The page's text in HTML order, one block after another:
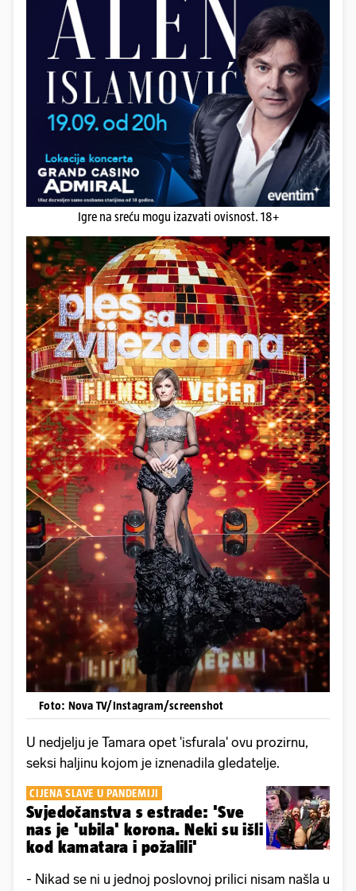
Igre na sreću mogu izazvati ovisnost. 18+
Foto: Nova TV/Instagram/screenshot
U nedjelju je Tamara opet 'isfurala' ovu prozirnu,
seksi haljinu kojom je iznenadila gledatelje.
CIJENA SLAVE U PANDEMIJI
Svjedočanstva s estrade: 'Sve
nas je 'ubila' korona. Neki su išli
kod kamatara i požalili'
- Nikad se ni u jednoj poslovnoj prilici nisam našla u